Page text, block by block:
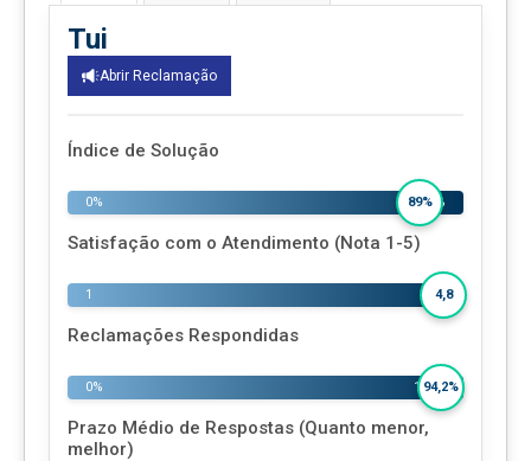
Tui
Abrir Reclamação
Índice de Solução
0% 100%
89%
Satisfação com o Atendimento (Nota 1-5)
1 5
4,8
Reclamações Respondidas
0% 100%
94,2%
Prazo Médio de Respostas (Quanto menor,
melhor)